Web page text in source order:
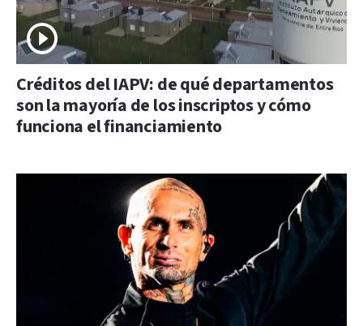
Créditos del IAPV: de qué departamentos
son la mayoría de los inscriptos y cómo
funciona el financiamiento